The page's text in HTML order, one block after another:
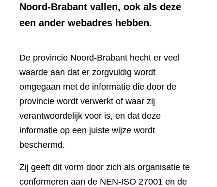
Noord-Brabant vallen, ook als deze
een ander webadres hebben.
De provincie Noord-Brabant hecht er veel
waarde aan dat er zorgvuldig wordt
omgegaan met de informatie die door de
provincie wordt verwerkt of waar zij
verantwoordelijk voor is, en dat deze
informatie op een juiste wijze wordt
beschermd.
Zij geeft dit vorm door zich als organisatie te
conformeren aan de NEN-ISO 27001 en de